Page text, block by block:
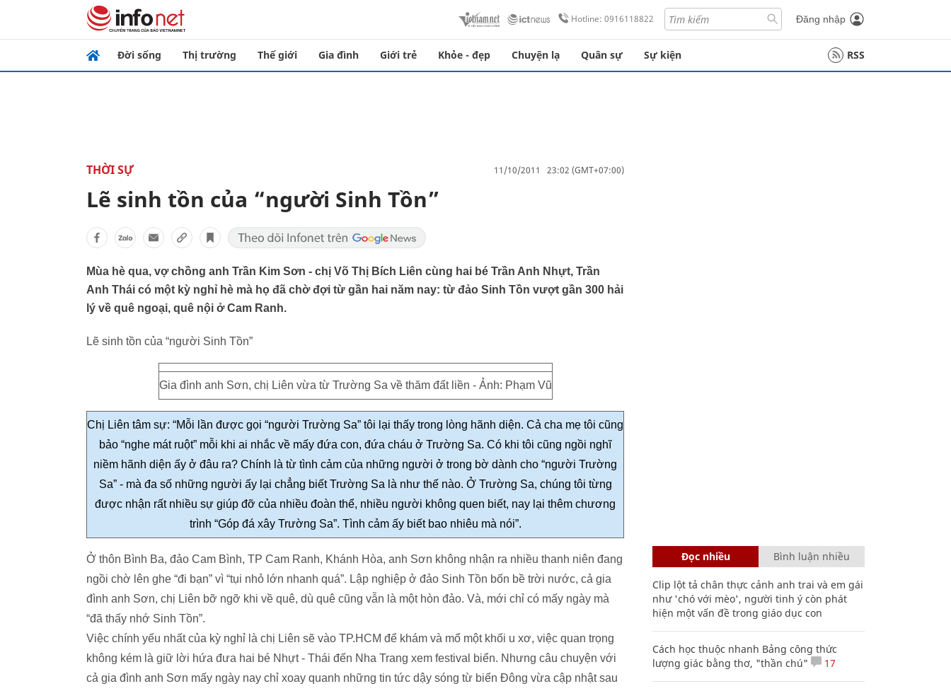
Hotline: 0916118822 Đăng nhập
Đời sống Thị trường Thế giới Gia đình Giới trẻ Khỏe - đẹp Chuyện lạ Quân sự Sự kiện RSS
THỜI SỰ 11/10/2011 23:02 (GMT+07:00)
Lẽ sinh tồn của “người Sinh Tồn”
Mùa hè qua, vợ chồng anh Trần Kim Sơn - chị Võ Thị Bích Liên cùng hai bé Trần Anh Nhựt, Trần
Anh Thái có một kỳ nghỉ hè mà họ đã chờ đợi từ gần hai năm nay: từ đảo Sinh Tồn vượt gần 300 hải
lý về quê ngoại, quê nội ở Cam Ranh.
Lẽ sinh tồn của “người Sinh Tồn”
Gia đình anh Sơn, chị Liên vừa từ Trường Sa về thăm đất liền - Ảnh: Phạm Vũ
Chị Liên tâm sự: “Mỗi lần được gọi “người Trường Sa” tôi lại thấy trong lòng hãnh diện. Cả cha mẹ tôi cũng
bảo “nghe mát ruột” mỗi khi ai nhắc về mấy đứa con, đứa cháu ở Trường Sa. Có khi tôi cũng ngồi nghĩ
niềm hãnh diện ấy ở đâu ra? Chính là từ tình cảm của những người ở trong bờ dành cho “người Trường
Sa” - mà đa số những người ấy lại chẳng biết Trường Sa là như thế nào. Ở Trường Sa, chúng tôi từng
được nhận rất nhiều sự giúp đỡ của nhiều đoàn thể, nhiều người không quen biết, nay lại thêm chương
trình “Góp đá xây Trường Sa”. Tình cảm ấy biết bao nhiêu mà nói”.
Ở thôn Bình Ba, đảo Cam Bình, TP Cam Ranh, Khánh Hòa, anh Sơn không nhận ra nhiều thanh niên đang
ngồi chờ lên ghe “đi bạn” vì “tụi nhỏ lớn nhanh quá”. Lập nghiệp ở đảo Sinh Tồn bốn bề trời nước, cả gia
đình anh Sơn, chị Liên bỡ ngỡ khi về quê, dù quê cũng vẫn là một hòn đảo. Và, mới chỉ có mấy ngày mà
“đã thấy nhớ Sinh Tồn”.
Việc chính yếu nhất của kỳ nghỉ là chị Liên sẽ vào TP.HCM để khám và mổ một khối u xơ, việc quan trọng
không kém là giữ lời hứa đưa hai bé Nhựt - Thái đến Nha Trang xem festival biển. Nhưng câu chuyện với
cả gia đình anh Sơn mấy ngày nay chỉ xoay quanh những tin tức dậy sóng từ biển Đông vừa cập nhật sau
Đọc nhiều Bình luận nhiều
Clip lột tả chân thực cảnh anh trai và em gái
như 'chó với mèo', người tinh ý còn phát
hiện một vấn đề trong giáo dục con
Cách học thuộc nhanh Bảng công thức
lượng giác bằng thơ, "thần chú"
17